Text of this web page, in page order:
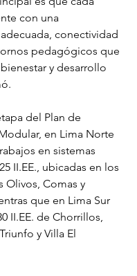
con una
conectividad
pedagógicos que
y desarrollo
del Plan de
en Lima Norte
en sistemas
II.EE., ubicadas en los
Olivos, Comas y
que en Lima Sur
II.EE. de Chorrillos,
y Villa El